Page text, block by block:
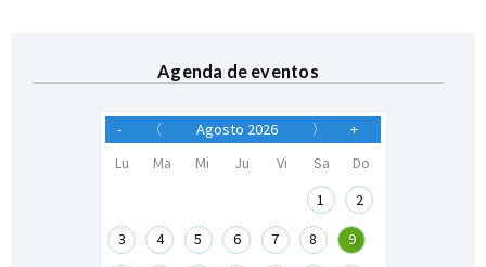
Agenda de eventos
- 〈 Agosto 2026 〉
+
Lu
Ma Mi Ju Vi Sa
Do
1
2
3 4 5 6 7 8 9